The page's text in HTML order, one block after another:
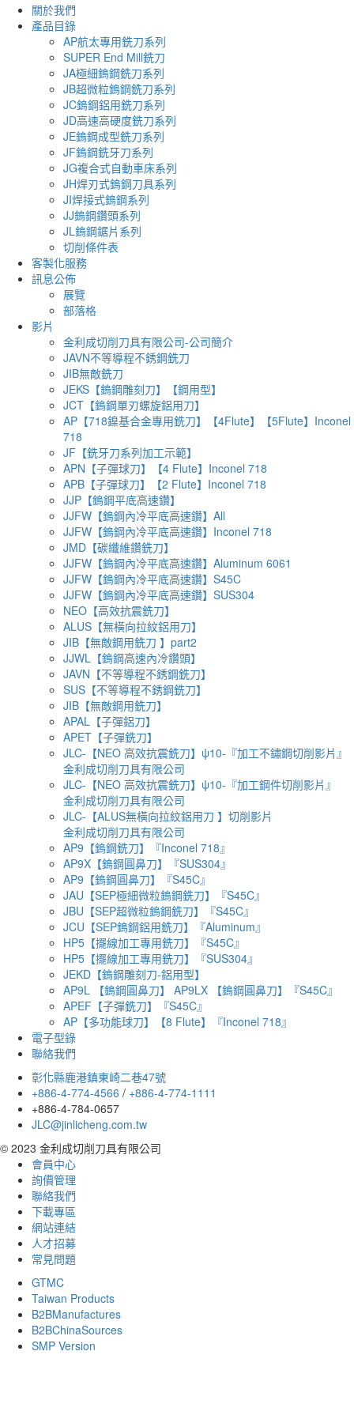
關於我們
產品目錄
AP航太專用銑刀系列
SUPER End Mill銑刀
JA極細鎢鋼銑刀系列
JB超微粒鎢鋼銑刀系列
JC鎢鋼鋁用銑刀系列
JD高速高硬度銑刀系列
JE鎢鋼成型銑刀系列
JF鎢鋼銑牙刀系列
JG複合式自動車床系列
JH焊刃式鎢鋼刀具系列
JI焊接式鎢鋼系列
JJ鎢鋼鑽頭系列
JL鎢鋼鋸片系列
切削條件表
客製化服務
訊息公佈
展覽
部落格
影片
金利成切削刀具有限公司-公司簡介
JAVN不等導程不銹鋼銑刀
JIB無敵銑刀
JEKS【鎢鋼雕刻刀】【鋼用型】
JCT【鎢鋼單刃螺旋鋁用刀】
AP【718鎳基合金專用銑刀】【4Flute】【5Flute】Inconel
718
JF【銑牙刀系列加工示範】
APN【子彈球刀】【4 Flute】Inconel 718
APB【子彈球刀】【2 Flute】Inconel 718
JJP【鎢鋼平底高速鑽】
JJFW【鎢鋼內冷平底高速鑽】All
JJFW【鎢鋼內冷平底高速鑽】Inconel 718
JMD【碳纖維鑽銑刀】
JJFW【鎢鋼內冷平底高速鑽】Aluminum 6061
JJFW【鎢鋼內冷平底高速鑽】S45C
JJFW【鎢鋼內冷平底高速鑽】SUS304
NEO【高效抗震銑刀】
ALUS【無橫向拉紋鋁用刀】
JIB【無敵鋼用銑刀 】part2
JJWL【鎢鋼高速內冷鑽頭】
JAVN【不等導程不銹鋼銑刀】
SUS【不等導程不銹鋼銑刀】
JIB【無敵鋼用銑刀】
APAL【子彈鋁刀】
APET【子彈銑刀】
JLC-【NEO 高效抗震銑刀】ψ10-『加工不鏽鋼切削影片』
金利成切削刀具有限公司
JLC-【NEO 高效抗震銑刀】ψ10-『加工鋼件切削影片』
金利成切削刀具有限公司
JLC-【ALUS無橫向拉紋鋁用刀 】切削影片
金利成切削刀具有限公司
AP9【鎢鋼銑刀】『Inconel 718』
AP9X【鎢鋼圓鼻刀】『SUS304』
AP9【鎢鋼圓鼻刀】『S45C』
JAU【SEP極細微粒鎢鋼銑刀】『S45C』
JBU【SEP超微粒鎢鋼銑刀】『S45C』
JCU【SEP鎢鋼鋁用銑刀】『Aluminum』
HP5【擺線加工專用銑刀】『S45C』
HP5【擺線加工專用銑刀】『SUS304』
JEKD【鎢鋼雕刻刀-鋁用型】
AP9L 【鎢鋼圓鼻刀】 AP9LX 【鎢鋼圓鼻刀】『S45C』
APEF【子彈銑刀】『S45C』
AP【多功能球刀】【8 Flute】『Inconel 718』
電子型錄
聯絡我們
彰化縣鹿港鎮東崎二巷47號
+886-4-774-4566 / +886-4-774-1111
+886-4-784-0657
JLC@jinlicheng.com.tw
© 2023 金利成切削刀具有限公司
會員中心
詢價管理
聯絡我們
下載專區
網站連結
人才招募
常見問題
GTMC
Taiwan Products
B2BManufactures
B2BChinaSources
SMP Version